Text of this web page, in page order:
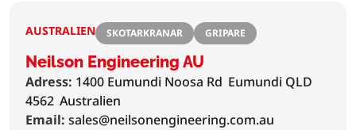
AUSTRALIEN SKOTARKRANAR GRIPARE
Neilson Engineering AU
Adress: 1400 Eumundi Noosa Rd Eumundi QLD
4562 Australien
Email: sales@neilsonengineering.com.au